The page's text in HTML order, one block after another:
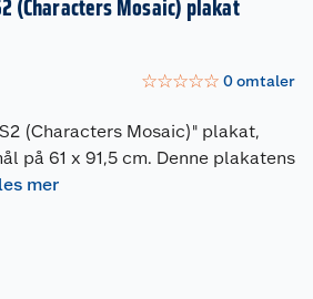
(Characters Mosaic) plakat
☆☆☆☆☆ 0omtaler
(Characters Mosaic)" plakat,
på 61 x 91,5 cm. Denne plakatens
les mer